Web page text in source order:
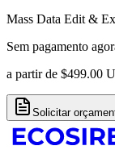
Mass Data Edit &
Sem pagamento
a partir de $499.00
Solicitar